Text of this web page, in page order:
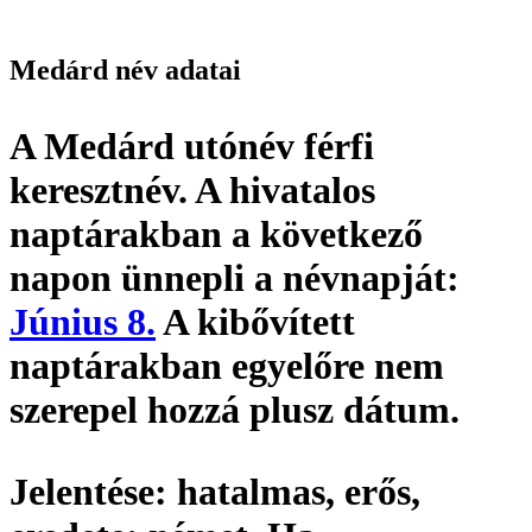
Medárd név adatai
A Medárd utónév férfi
keresztnév. A hivatalos
naptárakban a következő
napon ünnepli a névnapját:
Június 8.A kibővített
naptárakban egyelőre nem
szerepel hozzá plusz dátum.
Jelentése: hatalmas, erős,